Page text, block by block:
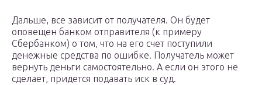
Дальше, все зависит от получателя. Он будет
оповещен банком отправителя (к примеру
Сбербанком) о том, что на его счет поступили
денежные средства по ошибке. Получатель может
вернуть деньги самостоятельно. А если он этого не
сделает, придется подавать иск в суд.